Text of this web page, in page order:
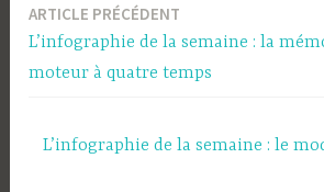
Navigation
ARTICLE PRÉCÉDENT
L’infographie de la semaine : la
moteur à quatre temps
L’infographie de la semaine : le